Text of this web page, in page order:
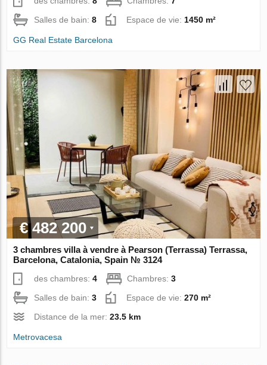
Salles de bain:8 Espace de vie:1450 m²
GG Real Estate Barcelona
€ 482 200
3 chambres villa à vendre à Pearson (Terrassa) Terrassa,
Barcelona, Catalonia, Spain № 3124
des chambres:4 Chambres:3
Salles de bain:3 Espace de vie:270 m²
Distance de la mer:23.5 km
Metrovacesa